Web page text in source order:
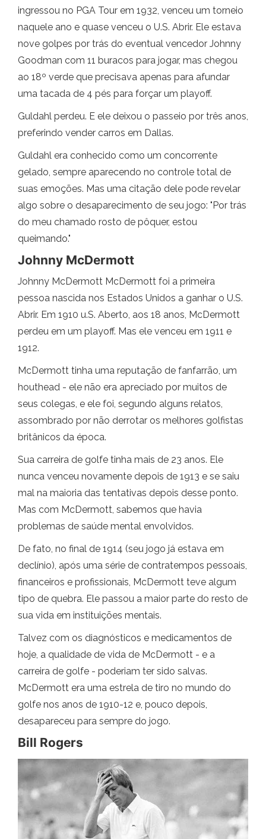
ingressou no PGA Tour em 1932, venceu um torneio
naquele ano e quase venceu o U.S. Abrir. Ele estava
nove golpes por trás do eventual vencedor Johnny
Goodman com 11 buracos para jogar, mas chegou
ao 18º verde que precisava apenas para afundar
uma tacada de 4 pés para forçar um playoff.
Guldahl perdeu. E ele deixou o passeio por três anos,
preferindo vender carros em Dallas.
Guldahl era conhecido como um concorrente
gelado, sempre aparecendo no controle total de
suas emoções. Mas uma citação dele pode revelar
algo sobre o desaparecimento de seu jogo: "Por trás
do meu chamado rosto de pôquer, estou
queimando."
Johnny McDermott
Johnny McDermott McDermott foi a primeira
pessoa nascida nos Estados Unidos a ganhar o U.S.
Abrir. Em 1910 u.S. Aberto, aos 18 anos, McDermott
perdeu em um playoff. Mas ele venceu em 1911 e
1912.
McDermott tinha uma reputação de fanfarrão, um
houthead - ele não era apreciado por muitos de
seus colegas, e ele foi, segundo alguns relatos,
assombrado por não derrotar os melhores golfistas
britânicos da época.
Sua carreira de golfe tinha mais de 23 anos. Ele
nunca venceu novamente depois de 1913 e se saiu
mal na maioria das tentativas depois desse ponto.
Mas com McDermott, sabemos que havia
problemas de saúde mental envolvidos.
De fato, no final de 1914 (seu jogo já estava em
declínio), após uma série de contratempos pessoais,
financeiros e profissionais, McDermott teve algum
tipo de quebra. Ele passou a maior parte do resto de
sua vida em instituições mentais.
Talvez com os diagnósticos e medicamentos de
hoje, a qualidade de vida de McDermott - e a
carreira de golfe - poderiam ter sido salvas.
McDermott era uma estrela de tiro no mundo do
golfe nos anos de 1910-12 e, pouco depois,
desapareceu para sempre do jogo.
Bill Rogers